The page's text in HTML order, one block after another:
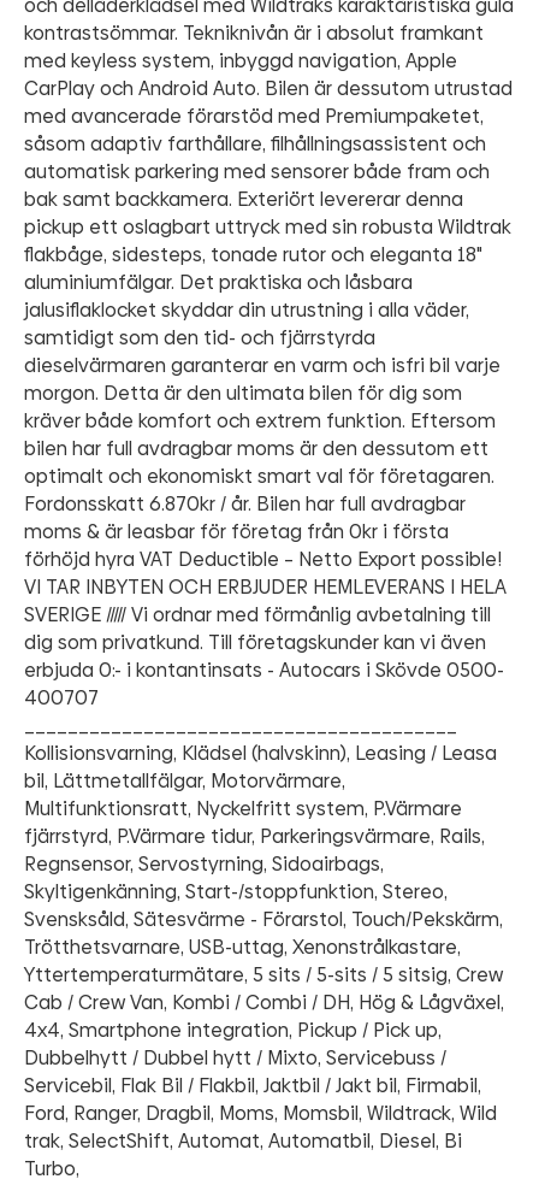
och delläderklädsel med Wildtraks karaktäristiska gula
kontrastsömmar. Tekniknivån är i absolut framkant
med keyless system, inbyggd navigation, Apple
CarPlay och Android Auto. Bilen är dessutom utrustad
med avancerade förarstöd med Premiumpaketet,
såsom adaptiv farthållare, filhållningsassistent och
automatisk parkering med sensorer både fram och
bak samt backkamera. Exteriört levererar denna
pickup ett oslagbart uttryck med sin robusta Wildtrak
flakbåge, sidesteps, tonade rutor och eleganta 18"
aluminiumfälgar. Det praktiska och låsbara
jalusiflaklocket skyddar din utrustning i alla väder,
samtidigt som den tid- och fjärrstyrda
dieselvärmaren garanterar en varm och isfri bil varje
morgon. Detta är den ultimata bilen för dig som
kräver både komfort och extrem funktion. Eftersom
bilen har full avdragbar moms är den dessutom ett
optimalt och ekonomiskt smart val för företagaren.
Fordonsskatt 6.870kr / år. Bilen har full avdragbar
moms & är leasbar för företag från 0kr i första
förhöjd hyra VAT Deductible – Netto Export possible!
VI TAR INBYTEN OCH ERBJUDER HEMLEVERANS I HELA
SVERIGE ///// Vi ordnar med förmånlig avbetalning till
dig som privatkund. Till företagskunder kan vi även
erbjuda 0:- i kontantinsats - Autocars i Skövde 0500-
400707
________________________________________
Kollisionsvarning, Klädsel (halvskinn), Leasing / Leasa
bil, Lättmetallfälgar, Motorvärmare,
Multifunktionsratt, Nyckelfritt system, P.Värmare
fjärrstyrd, P.Värmare tidur, Parkeringsvärmare, Rails,
Regnsensor, Servostyrning, Sidoairbags,
Skyltigenkänning, Start-/stoppfunktion, Stereo,
Svensksåld, Sätesvärme - Förarstol, Touch/Pekskärm,
Trötthetsvarnare, USB-uttag, Xenonstrålkastare,
Yttertemperaturmätare, 5 sits / 5-sits / 5 sitsig, Crew
Cab / Crew Van, Kombi / Combi / DH, Hög & Lågväxel,
4x4, Smartphone integration, Pickup / Pick up,
Dubbelhytt / Dubbel hytt / Mixto, Servicebuss /
Servicebil, Flak Bil / Flakbil, Jaktbil / Jakt bil, Firmabil,
Ford, Ranger, Dragbil, Moms, Momsbil, Wildtrack, Wild
trak, SelectShift, Automat, Automatbil, Diesel, Bi
Turbo,